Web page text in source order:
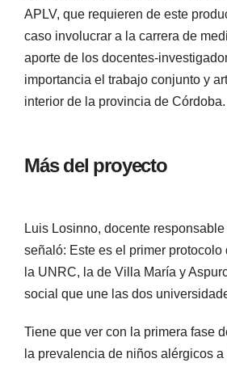
APLV, que requieren de este
caso involucrar a la carrera de
aporte de los docentes-
importancia el trabajo conjunto y
interior de la provincia de Córdoba.
Más del proyecto
Luis Losinno, docente
señaló: Este es el primer
la UNRC, la de Villa María y
social que une las dos
Tiene que ver con la primera fase
la prevalencia de niños alérgicos